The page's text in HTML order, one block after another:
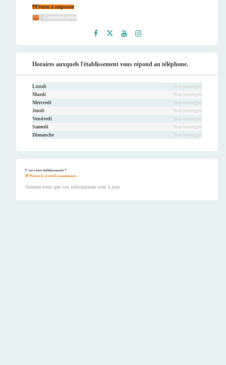
Vente à emporter
Contactez-nous
ook
er
be
ram
Horaires auxquels l'établissement vous répond au téléphone.
Lundi
Non renseigné
Mardi
Non renseigné
Mercredi
Non renseigné
Jeudi
Non renseigné
Vendredi
Non renseigné
Samedi
Non renseigné
Dimanche
Non renseigné
C'est votre établissement ?
Prenez le contrôle maintenant.
Assurez-vous que vos informations sont à jour.